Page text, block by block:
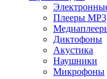
Плееры
Диктофоны
Акустика
Наушники
Микрофоны